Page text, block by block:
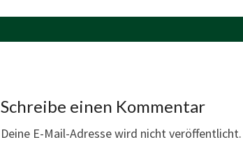
Schreibe einen Kommentar
Deine E-Mail-Adresse wird nicht veröffentlicht.